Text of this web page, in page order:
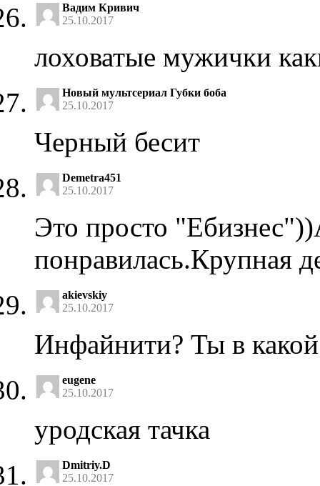
Вадим Кривич
25.10.2017
лоховатые мужички
Новый мультсериал Губки боба
25.10.2017
Черный бесит
Demetra451
25.10.2017
Это просто
понравилась.Крупная
akievskiy
25.10.2017
Инфайнити? Ты в
eugene
25.10.2017
уродская тачка
Dmitriy.D
25.10.2017